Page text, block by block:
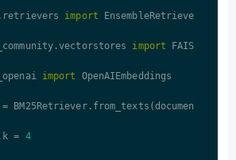
import EnsembleRetrieve
import FAIS
import OpenAIEmbeddings
BM25Retriever.from_texts(documen
= 4